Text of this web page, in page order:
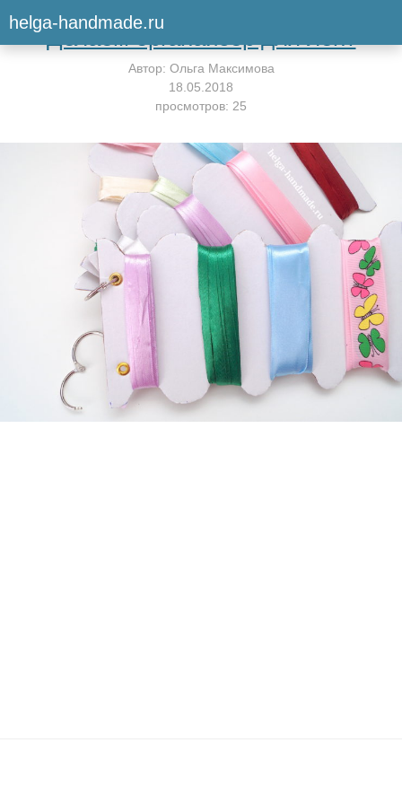
helga-handmade.ruВернуться к мастер-классу
Делаем органайзер для лент
Автор: Ольга Максимова
18.05.2018
просмотров: 25